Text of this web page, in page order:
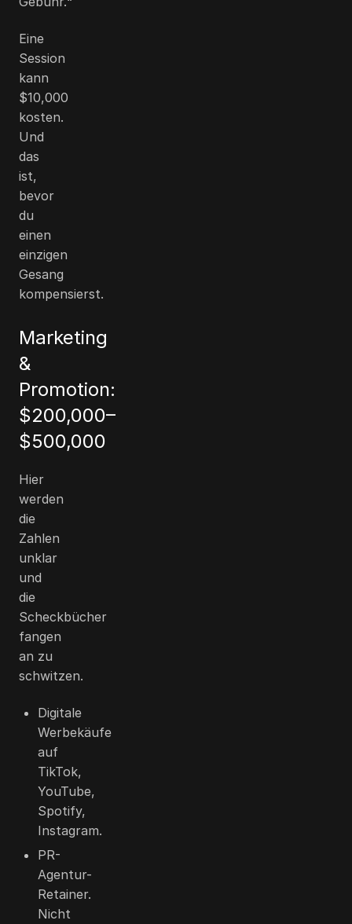
Eine
Session
kann
$10,000
kosten.
Und
das
ist,
bevor
du
einen
einzigen
Gesang
kompensierst.
Marketing
&
Promotion:
$200,000–
$500,000
Hier
werden
die
Zahlen
unklar
und
die
Scheckbücher
fangen
an zu
schwitzen.
Digitale
Werbekäufe
auf
TikTok,
YouTube,
Spotify,
Instagram.
PR-
Agentur-
Retainer.
Nicht